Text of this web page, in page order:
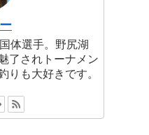
体選手。野尻湖
了されトーナメン
りも大好きです。